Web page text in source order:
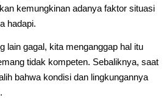
kemungkinan adanya faktor situasi
hadapi.
lain gagal, kita menganggap hal itu
tidak kompeten. Sebaliknya, saat
bahwa kondisi dan lingkungannya